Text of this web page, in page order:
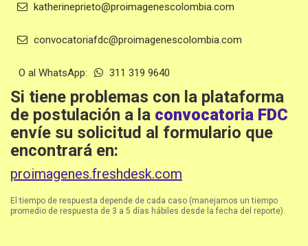
katherineprieto@proimagenescolombia.com
convocatoriafdc@proimagenescolombia.com
O al WhatsApp: 311 319 9640
Si tiene problemas con la plataforma
de postulación a la convocatoria FDC
envíe su solicitud al formulario que
encontrará en:
proimagenes.freshdesk.com
El tiempo de respuesta depende de cada caso (manejamos un tiempo
promedio de respuesta de 3 a 5 días hábiles desde la fecha del reporte).